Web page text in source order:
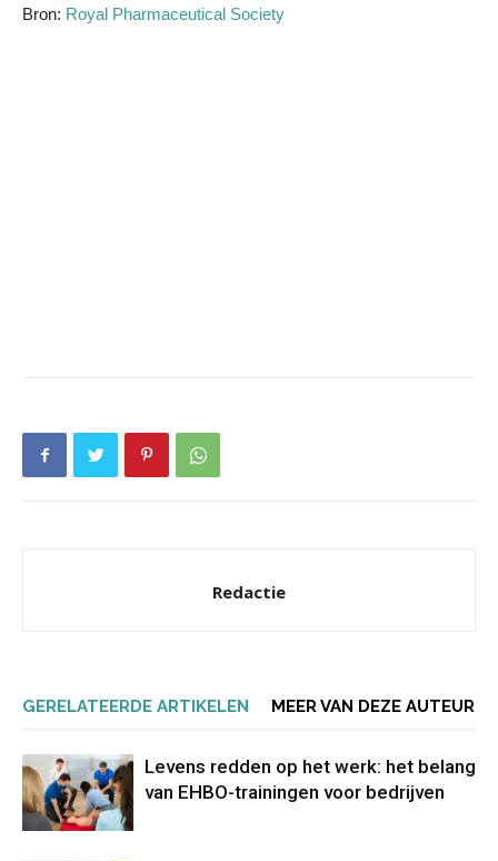
Bron: Royal Pharmaceutical Society
Redactie
GERELATEERDE ARTIKELEN MEER VAN DEZE AUTEUR
Levens redden op het werk: het belang
van EHBO-trainingen voor bedrijven